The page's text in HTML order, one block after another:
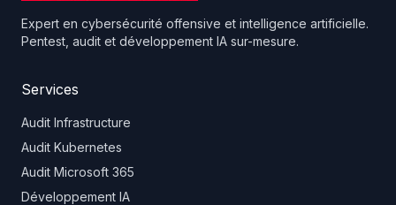
Expert en cybersécurité offensive et intelligence artificielle.
Pentest, audit et développement IA sur-mesure.
Services
Audit Infrastructure
Audit Kubernetes
Audit Microsoft 365
Développement IA